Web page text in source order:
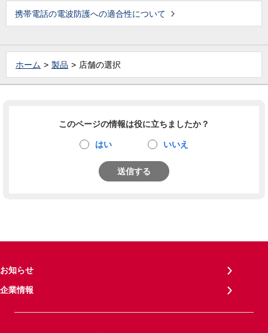
携帯電話の電波防護への適合性について
ホーム 製品 店舗の選択
このページの情報は役に立ちましたか？
はい いいえ
送信する
お知らせ
企業情報